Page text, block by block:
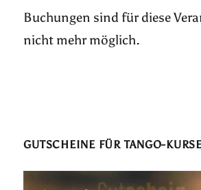
Buchungen sind für diese
nicht mehr möglich.
GUTSCHEINE FÜR TANGO-